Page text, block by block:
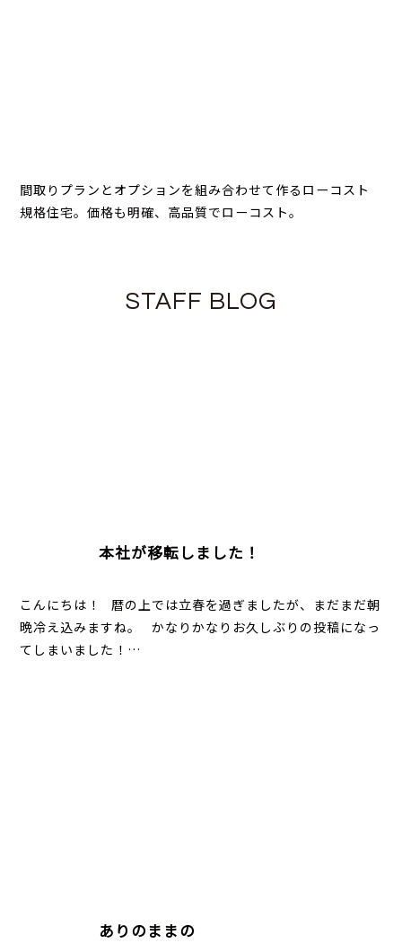
間取りプランとオプションを組み合わせて作るローコスト
規格住宅。価格も明確、高品質でローコスト。
STAFF BLOG
本社が移転しました！
こんにちは！ 暦の上では立春を過ぎましたが、まだまだ朝
晩冷え込みますね。 かなりかなりお久しぶりの投稿になっ
てしまいました！…
ありのままの